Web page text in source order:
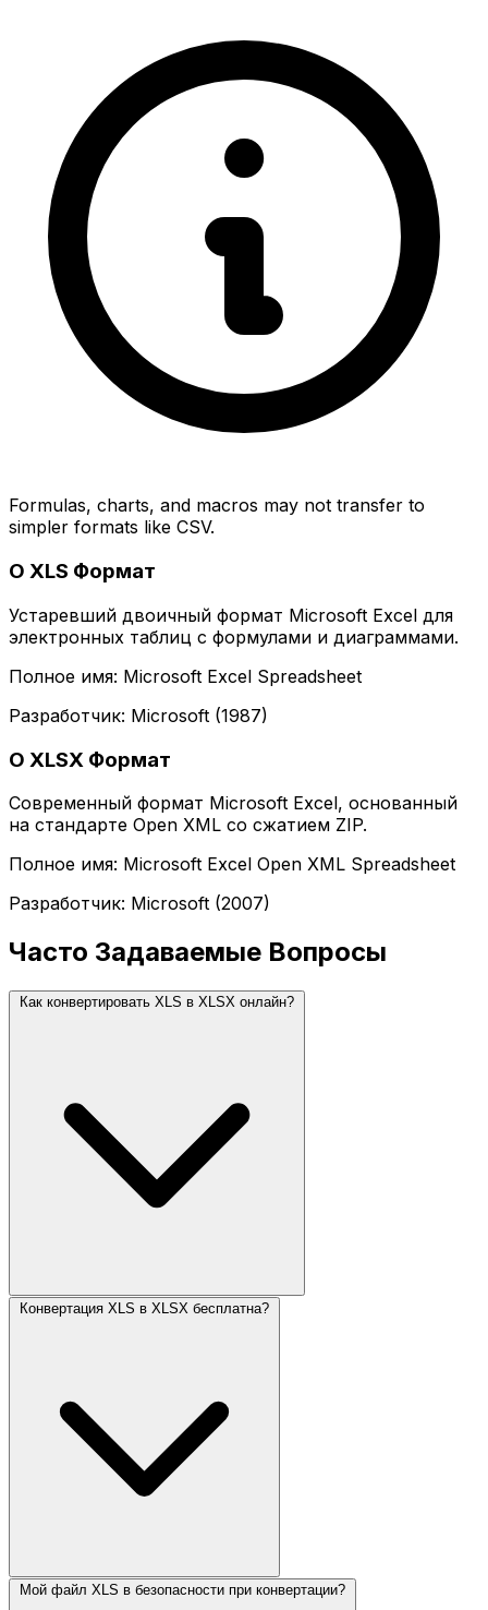
Formulas, charts, and macros may not transfer to
simpler formats like CSV.
О XLS Формат
Устаревший двоичный формат Microsoft Excel для
электронных таблиц с формулами и диаграммами.
Полное имя: Microsoft Excel Spreadsheet
Разработчик: Microsoft (1987)
О XLSX Формат
Современный формат Microsoft Excel, основанный
на стандарте Open XML со сжатием ZIP.
Полное имя: Microsoft Excel Open XML Spreadsheet
Разработчик: Microsoft (2007)
Часто Задаваемые Вопросы
Как конвертировать XLS в XLSX онлайн?
Конвертация XLS в XLSX бесплатна?
Мой файл XLS в безопасности при конвертации?